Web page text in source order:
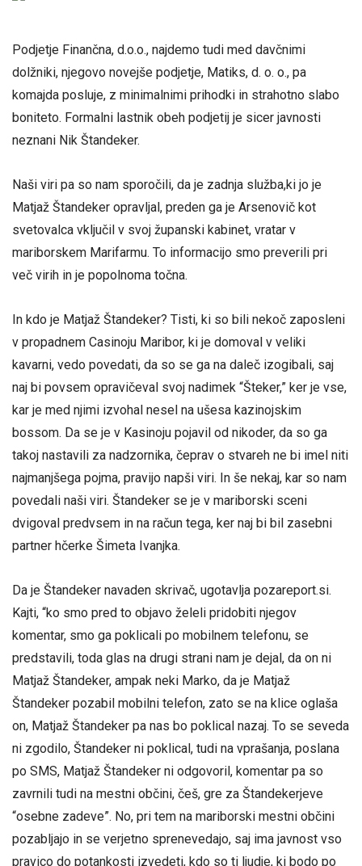
Podjetje Finančna, d.o.o., najdemo tudi med davčnimi
dolžniki, njegovo novejše podjetje, Matiks, d. o. o., pa
komajda posluje, z minimalnimi prihodki in strahotno slabo
boniteto. Formalni lastnik obeh podjetij je sicer javnosti
neznani Nik Štandeker.
Naši viri pa so nam sporočili, da je zadnja služba,ki jo je
Matjaž Štandeker opravljal, preden ga je Arsenovič kot
svetovalca vključil v svoj županski kabinet, vratar v
mariborskem Marifarmu. To informacijo smo preverili pri
več virih in je popolnoma točna.
In kdo je Matjaž Štandeker? Tisti, ki so bili nekoč zaposleni
v propadnem Casinoju Maribor, ki je domoval v veliki
kavarni, vedo povedati, da so se ga na daleč izogibali, saj
naj bi povsem opravičeval svoj nadimek “Šteker,” ker je vse,
kar je med njimi izvohal nesel na ušesa kazinojskim
bossom. Da se je v Kasinoju pojavil od nikoder, da so ga
takoj nastavili za nadzornika, čeprav o stvareh ne bi imel niti
najmanjšega pojma, pravijo napši viri. In še nekaj, kar so nam
povedali naši viri. Štandeker se je v mariborski sceni
dvigoval predvsem in na račun tega, ker naj bi bil zasebni
partner hčerke Šimeta Ivanjka.
Da je Štandeker navaden skrivač, ugotavlja pozareport.si.
Kajti, “ko smo pred to objavo želeli pridobiti njegov
komentar, smo ga poklicali po mobilnem telefonu, se
predstavili, toda glas na drugi strani nam je dejal, da on ni
Matjaž Štandeker, ampak neki Marko, da je Matjaž
Štandeker pozabil mobilni telefon, zato se na klice oglaša
on, Matjaž Štandeker pa nas bo poklical nazaj. To se seveda
ni zgodilo, Štandeker ni poklical, tudi na vprašanja, poslana
po SMS, Matjaž Štandeker ni odgovoril, komentar pa so
zavrnili tudi na mestni občini, češ, gre za Štandekerjeve
“osebne zadeve”. No, pri tem na mariborski mestni občini
pozabljajo in se verjetno sprenevedajo, saj ima javnost vso
pravico do potankosti izvedeti, kdo so ti ljudje, ki bodo po